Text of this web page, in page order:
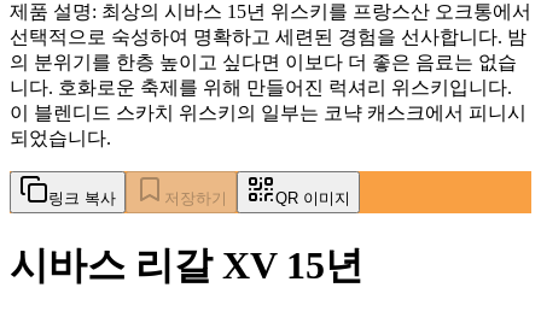
제품 설명: 최상의 시바스 15년 위스키를 프랑스산 오크통에서
선택적으로 숙성하여 명확하고 세련된 경험을 선사합니다. 밤
의 분위기를 한층 높이고 싶다면 이보다 더 좋은 음료는 없습
니다. 호화로운 축제를 위해 만들어진 럭셔리 위스키입니다.
이 블렌디드 스카치 위스키의 일부는 코냑 캐스크에서 피니시
되었습니다.
링크 복사 저장하기 QR 이미지
시바스 리갈 XV 15년